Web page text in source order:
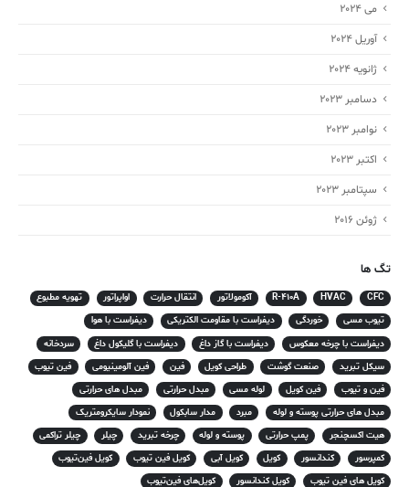
می 2024
آوریل 2024
ژانویه 2024
دسامبر 2023
نوامبر 2023
اکتبر 2023
سپتامبر 2023
ژوئن 2016
تگ ها
CFC
HVAC
R-410A آکومولاتور انتقال حرارت اواپراتور
تهویه مطبوع
تیوب مسی
خوردگی دیفراست با مقاومت الکتریکی
دیفراست با هوا
دیفراست با چرخه معکوس
دیفراست با گاز داغ دیفراست با گلیکول داغ
سردخانه
سیکل تبرید
صنعت گوشت طراحی کویل فین فین آلومینیومی
فین تیوب
فین و تیوب
فین کویل لوله مسی مبدل حرارتی
مبدل های حرارتی
مبدل های حرارتی پوسته و لوله
مبرد مدار سابکول
نمودار سایکرومتریک
هیت اکسچنجر
پمپ حرارتی پوسته و لوله چرخه تبرید چیلر
چیلر تراکمی
کمپرسور
کندانسور کویل کویل آبی کویل فین تیوب
کویل فین‌تیوب
کویل های فین تیوب
کویل کندانسور کویل‌های فین‌تیوب